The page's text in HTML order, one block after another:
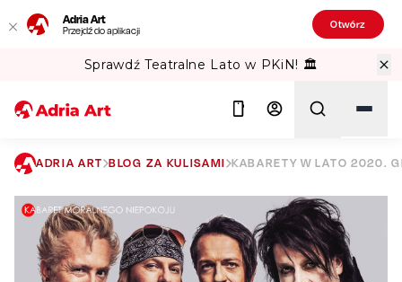
Adria Art
Przejdź do aplikacji Otwórz
Sprawdź Teatralne Lato w PKiN! 🏛️
ADRIA ART BLOG ZA KULISAMI KABARETY W LATO 2020.